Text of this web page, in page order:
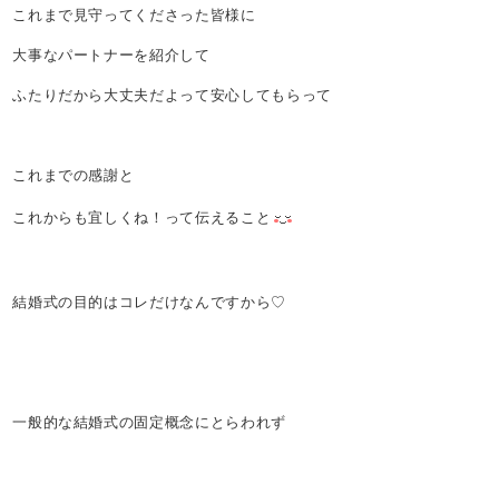
これまで見守ってくださった皆様に
大事なパートナーを紹介して
ふたりだから大丈夫だよって安心してもらって
これまでの感謝と
これからも宜しくね！って伝えること
結婚式の目的はコレだけなんですから♡
一般的な結婚式の固定概念にとらわれず